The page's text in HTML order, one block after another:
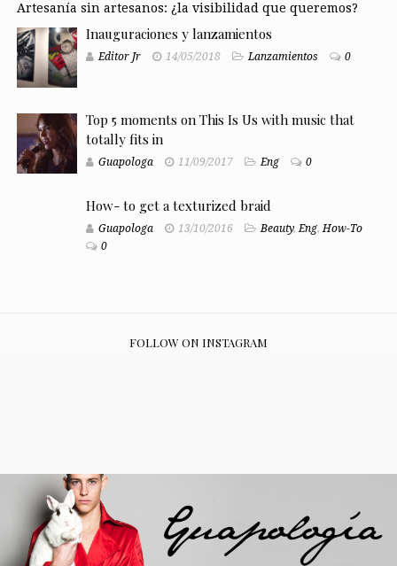
Artesanía sin artesanos: ¿la visibilidad que queremos?
Inauguraciones y lanzamientos
Editor Jr 14/05/2018 Lanzamientos 0
Top 5 moments on This Is Us with music that
totally fits in
Guapologa 11/09/2017 Eng 0
How- to get a texturized braid
Guapologa 13/10/2016 Beauty,Eng,How-To
0
FOLLOW ON INSTAGRAM